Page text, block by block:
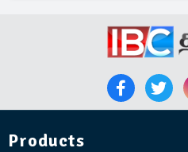
Products